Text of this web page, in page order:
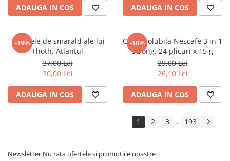
Ghiozdane si Penare scolare
Instrumente si Truse Geometrie
Seturi scolare
Calculator
Consumabile & Accesorii
Cadouri
Carti in dar
Literatura Romana
ADAUGA IN COS ADAUGA IN COS
-19%
Tablitele de smarald ale lui
Thoth, Atlantul
37,00 Lei
30,00 Lei
ADAUGA IN COS
-10%
Cafea solubila Nescafe 3 in 1
Strong, 24 plicuri x 15 g
29,00 Lei
26,10 Lei
ADAUGA IN COS
1 2 3 ... 193
Newsletter Nu rata ofertele si promotiile noastre